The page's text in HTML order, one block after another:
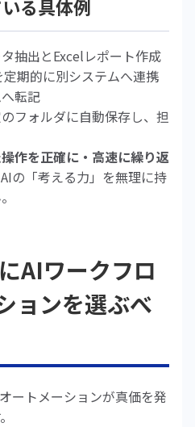
る具体例
抽出とExcelレポート作成
期的に別システムへ連携
転記
フォルダに自動保存し、担
操作を正確に・高速に繰り返
の「考える力」を無理に持
AIワークフロ
ョンを選ぶべ
ートメーションが真価を発